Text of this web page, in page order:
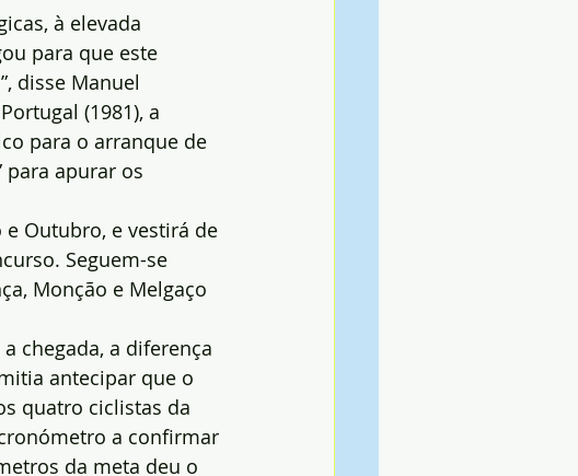
à elevada
para que este
disse Manuel
(1981), a
para o arranque de
para apurar os
Outubro, e vestirá de
Seguem-se
Monção e Melgaço
chegada, a diferença
antecipar que o
quatro ciclistas da
a confirmar
da meta deu o